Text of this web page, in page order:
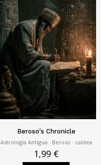
Beroso's Chronicle
Astrología Antigua · Beroso · caldea
1,99 €